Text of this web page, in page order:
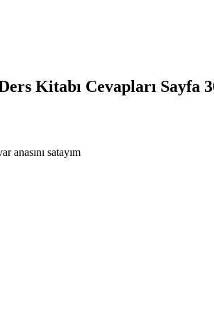
Kitabı Cevapları Sayfa
anasını satayım